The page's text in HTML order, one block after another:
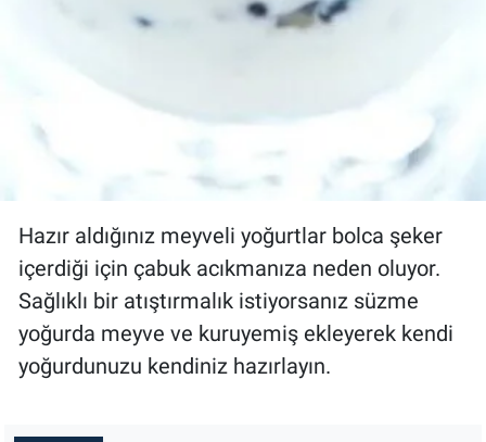
Hazır aldığınız meyveli yoğurtlar bolca şeker
içerdiği için çabuk acıkmanıza neden oluyor.
Sağlıklı bir atıştırmalık istiyorsanız süzme
yoğurda meyve ve kuruyemiş ekleyerek kendi
yoğurdunuzu kendiniz hazırlayın.